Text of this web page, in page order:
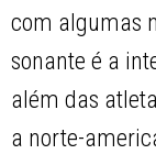
com algumas
sonante é a
além das
a norte-